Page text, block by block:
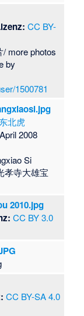
CC BY-
more photos
by
1500781
东北虎
2008
Si
孝寺大雄宝
2010.jpg
CC BY 3.0
CC BY-SA 4.0